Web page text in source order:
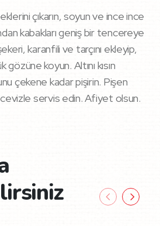
çıkarın, soyun ve ince ince
kabakları geniş bir tencereye
karanfili ve tarçını ekleyip,
gözüne koyun. Altını kısın
çekene kadar pişirin. Pişen
cevizle servis edin. Afiyet olsun.